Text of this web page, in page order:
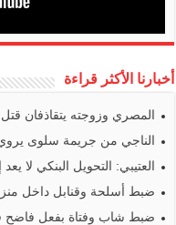
أخبارنا الأكثر قراءة
المصري وزوجته يتقاذفان قتل
الناجي من جريمة سلوى
العتيبي: التحويل البنكي لا يعد
ضبط أسلحة وقنابل داخل
ضبط شاب وفتاة بفعل فاضح